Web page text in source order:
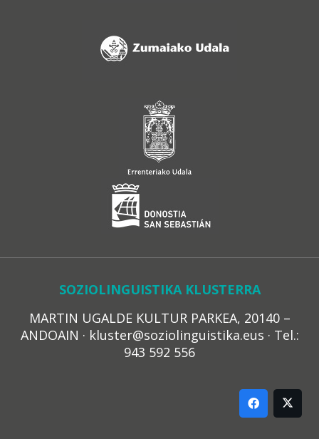
SOZIOLINGUISTIKA KLUSTERRA
MARTIN UGALDE KULTUR PARKEA, 20140 –
ANDOAIN · kluster@soziolinguistika.eus · Tel.:
943 592 556